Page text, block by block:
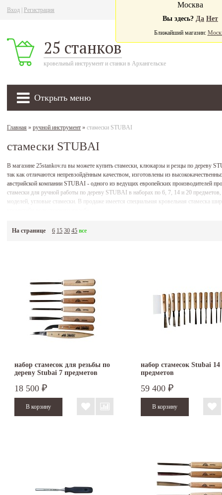
Вход Регистрация
25 станков
кровельный инструмент и станки в Архангельске
Открыть меню
Москва
Вы здесь? Да Нет
Ближайший магазин:
Главная » ручной инструмент » стамески STUBAI
стамески STUBAI
В магазине 25stankov.ru вы можете купить стамески, клюкарзы и резцы по дереву
так как отличаются непревзойдённым качеством, изготовлены из
австрийской компании STUBAI - одного из ведущих европейских производителей
стамески для ручной работы по дереву STUBAI в наборах по 6, 7, 14 и 20
моделей, угловые стамески. В продаже имеется специальная кровельная стамеска
На странице 6 15 30 45 все
набор стамесок для резьбы по
дереву Stubai 7 предметов
18 500 ₽
набор стамесок Stubai 14
предметов
59 400 ₽